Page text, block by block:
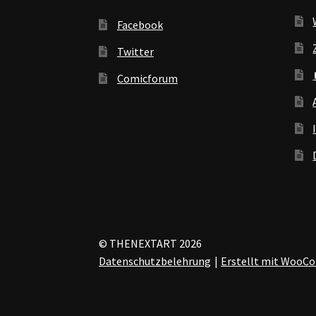
Facebook
Twitter
Comicforum
© THENEXTART 2026
Datenschutzbelehrung
Erstellt mit